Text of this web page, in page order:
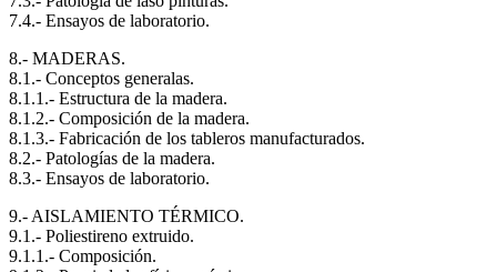
7.4.- Ensayos de laboratorio.
8.- MADERAS.
8.1.- Conceptos generalas.
8.1.1.- Estructura de la madera.
8.1.2.- Composición de la madera.
8.1.3.- Fabricación de los tableros manufacturados.
8.2.- Patologías de la madera.
8.3.- Ensayos de laboratorio.
9.- AISLAMIENTO TÉRMICO.
9.1.- Poliestireno extruido.
9.1.1.- Composición.